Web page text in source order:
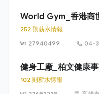
World Gym_香港商
252 則薪水情報
27940499
04-
健身工廠_柏文健康
102 則薪水情報